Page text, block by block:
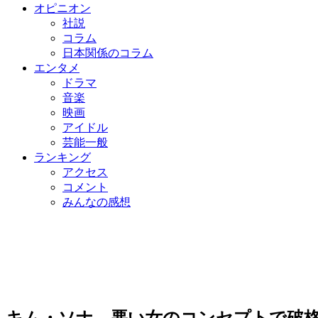
オピニオン
社説
コラム
日本関係のコラム
エンタメ
ドラマ
音楽
映画
アイドル
芸能一般
ランキング
アクセス
コメント
みんなの感想